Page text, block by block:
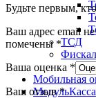
ТСД
Мобильная
МодульКасса
Будьте первым,
Ваш адрес email
помечены *
Ваша оценка *
Ваш отзыв*